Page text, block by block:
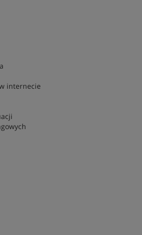
internecie